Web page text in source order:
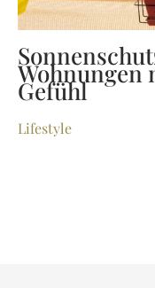
Wohnungen
Gefühl
Lifestyle